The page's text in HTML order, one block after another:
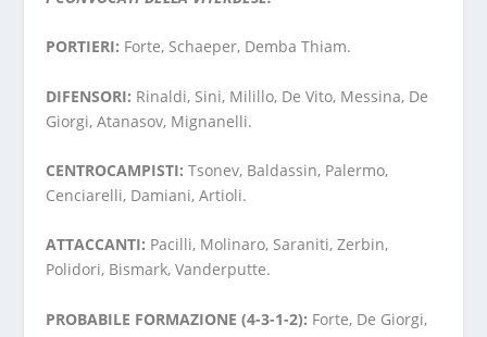
PORTIERI: Forte, Schaeper, Demba Thiam.
DIFENSORI: Rinaldi, Sini, Milillo, De Vito, Messina, De
Giorgi, Atanasov, Mignanelli.
CENTROCAMPISTI: Tsonev, Baldassin, Palermo,
Cenciarelli, Damiani, Artioli.
ATTACCANTI: Pacilli, Molinaro, Saraniti, Zerbin,
Polidori, Bismark, Vanderputte.
PROBABILE FORMAZIONE (4-3-1-2): Forte, De Giorgi,